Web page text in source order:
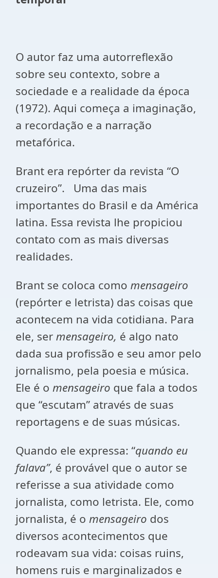
O autor faz uma autorreflexão
sobre seu contexto, sobre a
sociedade e a realidade da época
(1972). Aqui começa a imaginação,
a recordação e a narração
metafórica.
Brant era repórter da revista “O
cruzeiro”. Uma das mais
importantes do Brasil e da América
latina. Essa revista lhe propiciou
contato com as mais diversas
realidades.
Brant se coloca como mensageiro
(repórter e letrista) das coisas que
acontecem na vida cotidiana. Para
ele, sermensageiro, é algo nato
dada sua profissão e seu amor pelo
jornalismo, pela poesia e música.
Ele é o mensageiro que fala a todos
que “escutam” através de suas
reportagens e de suas músicas.
Quando ele expressa: “quando eu
falava”, é provável que o autor se
referisse a sua atividade como
jornalista, como letrista. Ele, como
jornalista, é o mensageiro dos
diversos acontecimentos que
rodeavam sua vida: coisas ruins,
homens ruis e marginalizados e